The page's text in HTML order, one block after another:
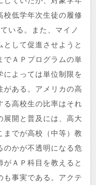
校低学年次生徒の履修
いる。また、マイノ
として促進させようと
でＡＰプログラムの単
によっては単位制限を
がある。アメリカの高
る高校生の比率はそれ
展開と普及には、高大
までが高校（中等）教
のかが不透明になる危
がＡＰ科目を教えると
も事実である。アクテ